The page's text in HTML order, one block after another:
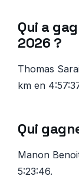
Qui a
2026 ?
Thomas
km en
Qui
Manon
5:23:46.